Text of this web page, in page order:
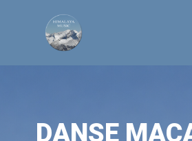
DANSE